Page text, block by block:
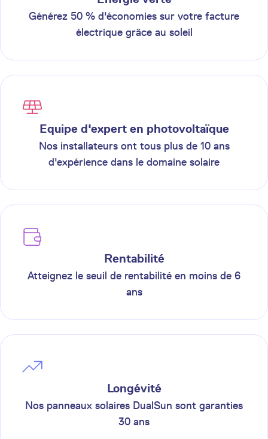
Générez 50 % d'économies sur votre facture
électrique grâce au soleil
Equipe d'expert en photovoltaïque
Nos installateurs ont tous plus de 10 ans
d'expérience dans le domaine solaire
Rentabilité
Atteignez le seuil de rentabilité en moins de 6
ans
Longévité
Nos panneaux solaires DualSun sont garanties
30 ans